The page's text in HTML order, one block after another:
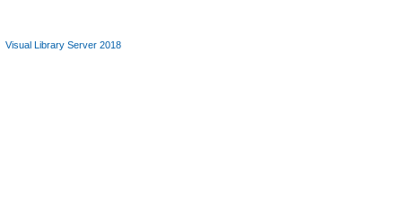
Visual Library Server 2018